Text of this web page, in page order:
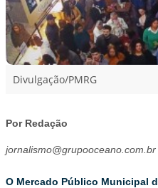
Divulgação/PMRG
Por Redação
jornalismo@grupooceano.com.br
O Mercado Público Municipal